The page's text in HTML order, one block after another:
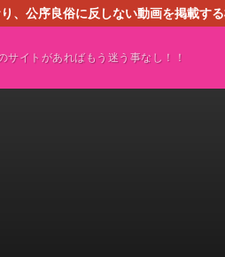
公序良俗に反しない動画を掲載す
サイトがあればもう迷う事なし！！